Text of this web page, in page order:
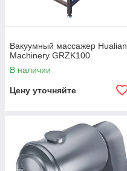
Вакуумный массажер Hualian
Machinery GRZK100
В наличии
Цену уточняйте